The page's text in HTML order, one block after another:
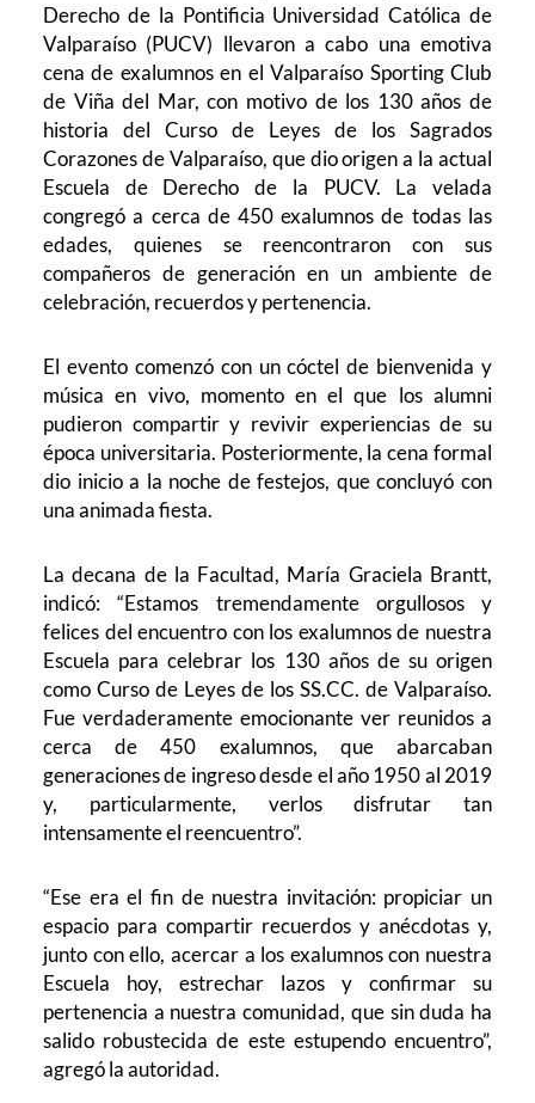
Derecho de la Pontificia Universidad Católica de
Valparaíso (PUCV) llevaron a cabo una emotiva
cena de exalumnos en el Valparaíso Sporting Club
de Viña del Mar, con motivo de los 130 años de
historia del Curso de Leyes de los Sagrados
Corazones de Valparaíso, que dio origen a la actual
Escuela de Derecho de la PUCV. La velada
congregó a cerca de 450 exalumnos de todas las
edades, quienes se reencontraron con sus
compañeros de generación en un ambiente de
celebración, recuerdos y pertenencia.
El evento comenzó con un cóctel de bienvenida y
música en vivo, momento en el que los alumni
pudieron compartir y revivir experiencias de su
época universitaria. Posteriormente, la cena formal
dio inicio a la noche de festejos, que concluyó con
una animada fiesta.
La decana de la Facultad, María Graciela Brantt,
indicó: “Estamos tremendamente orgullosos y
felices del encuentro con los exalumnos de nuestra
Escuela para celebrar los 130 años de su origen
como Curso de Leyes de los SS.CC. de Valparaíso.
Fue verdaderamente emocionante ver reunidos a
cerca de 450 exalumnos, que abarcaban
generaciones de ingreso desde el año 1950 al 2019
y, particularmente, verlos disfrutar tan
intensamente el reencuentro”.
“Ese era el fin de nuestra invitación: propiciar un
espacio para compartir recuerdos y anécdotas y,
junto con ello, acercar a los exalumnos con nuestra
Escuela hoy, estrechar lazos y confirmar su
pertenencia a nuestra comunidad, que sin duda ha
salido robustecida de este estupendo encuentro”,
agregó la autoridad.